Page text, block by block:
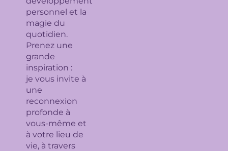
personnel et la
magie du
quotidien.
Prenez une
grande
inspiration :
je vous invite à
une
reconnexion
profonde à
vous-même et
à votre lieu de
vie, à travers